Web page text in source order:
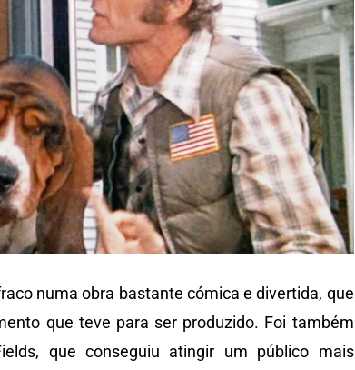
numa obra bastante cómica e divertida, que
que teve para ser produzido. Foi também
que conseguiu atingir um público mais